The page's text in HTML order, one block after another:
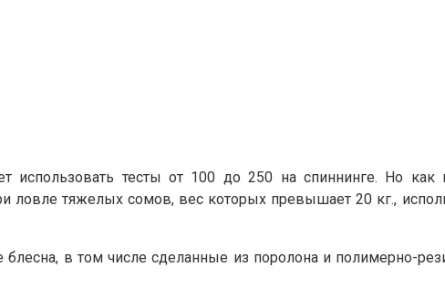
использовать тесты от 100 до 250 на спиннинге. Но
тяжелых сомов, вес которых превышает 20 кг.,
в том числе сделанные из поролона и полимерно-